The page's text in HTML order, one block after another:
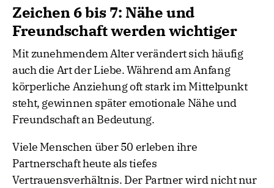
Zeichen 6 bis 7: Nähe und
Freundschaft werden wichtiger
Mit zunehmendem Alter verändert sich häufig
auch die Art der Liebe. Während am Anfang
körperliche Anziehung oft stark im Mittelpunkt
steht, gewinnen später emotionale Nähe und
Freundschaft an Bedeutung.
Viele Menschen über 50 erleben ihre
Partnerschaft heute als tiefes
Vertrauensverhältnis. Der Partner wird nicht nur